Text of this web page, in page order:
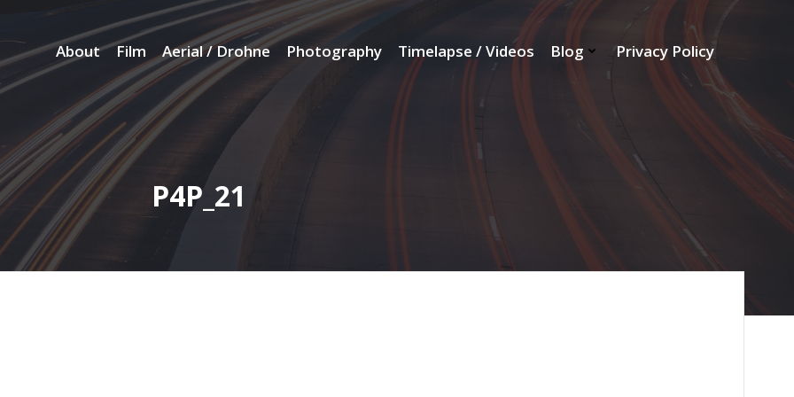
About Film Aerial / Drohne Photography Timelapse / Videos Blog Privacy Policy
P4P_21